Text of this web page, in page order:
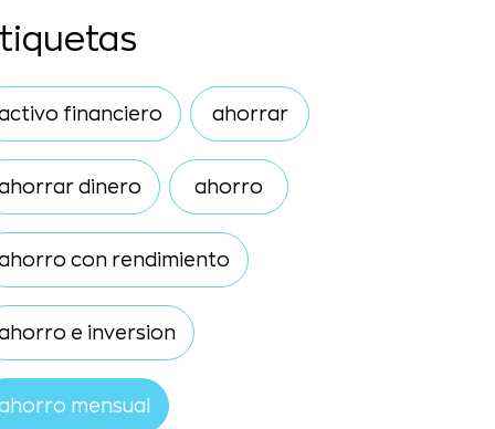
financiero ahorrar
dinero ahorro
con rendimiento
e inversion
mensual